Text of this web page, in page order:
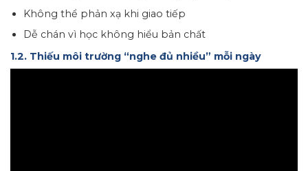
Không thể phản xạ khi giao tiếp
Dễ chán vì học không hiểu bản chất
1.2. Thiếu môi trường “nghe đủ nhiều” mỗi ngày